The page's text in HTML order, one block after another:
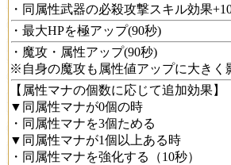
・同属性武器の必殺攻撃スキル効果
・最大HPを極アップ(90秒)
・魔攻・属性アップ(90秒)
※自身の魔攻も属性値アップに大きく
【属性マナの個数に応じて追加効果】
▼同属性マナが0個の時
・同属性マナを3個ためる
▼同属性マナが1個以上ある時
・同属性マナを強化する（10秒）